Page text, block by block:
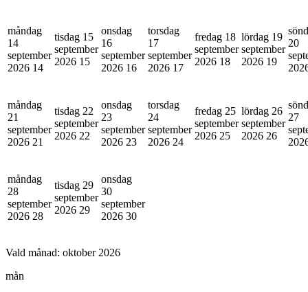
måndag
14
september
2026 14
tisdag 15
september
2026 15
onsdag
16
september
2026 16
torsdag
17
september
2026 17
fredag 18
september
2026 18
lördag 19
september
2026 19
20
måndag
21
september
2026 21
tisdag 22
september
2026 22
onsdag
23
september
2026 23
torsdag
24
september
2026 24
fredag 25
september
2026 25
lördag 26
september
2026 26
27
måndag
28
september
2026 28
tisdag 29
september
2026 29
onsdag
30
september
2026 30
Vald månad: oktober 2026
mån